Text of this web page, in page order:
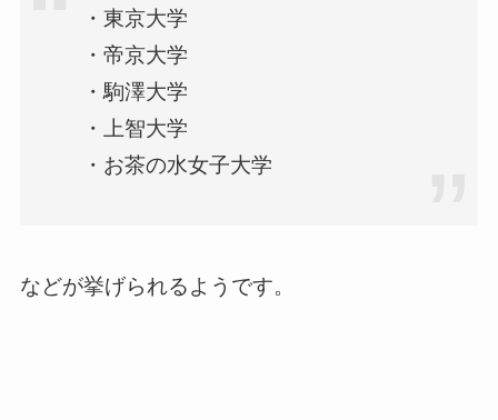
・東京大学
・帝京大学
・駒澤大学
・上智大学
・お茶の水女子大学
などが挙げられるようです。